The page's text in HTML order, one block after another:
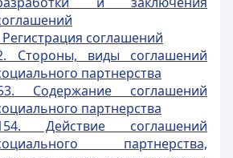
Регистрация соглашений
Стороны, виды соглашений
партнерства
Содержание соглашений
партнерства
Действие соглашений
партнерства,